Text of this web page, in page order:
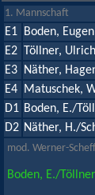
1. Mannschaft
E1 Boden, Eugen
E2 Töllner, Ulrich
E3
Näther,
E4
Matuschek,
D1 Boden, E./
D2 Näther, H./
mod. Werner-
Boden, E./